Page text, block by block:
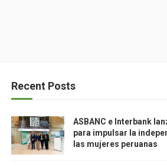
Recent Posts
ASBANC e Interbank
para impulsar la
las mujeres peruanas